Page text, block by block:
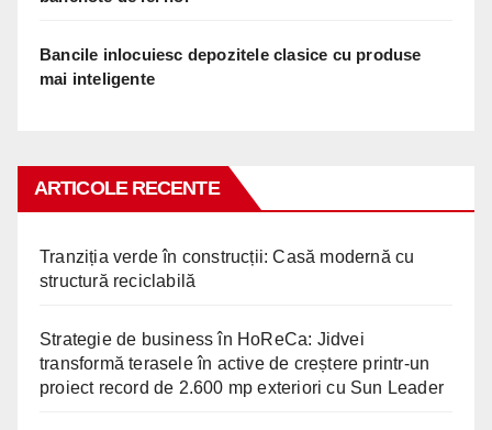
Bancile inlocuiesc depozitele clasice cu produse
mai inteligente
ARTICOLE RECENTE
Tranziția verde în construcții: Casă modernă cu
structură reciclabilă
Strategie de business în HoReCa: Jidvei
transformă terasele în active de creștere printr-un
proiect record de 2.600 mp exteriori cu Sun Leader